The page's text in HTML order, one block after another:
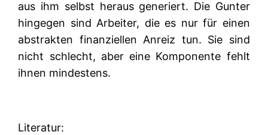
aus ihm selbst heraus generiert. Die Gunter
hingegen sind Arbeiter, die es nur für einen
abstrakten finanziellen Anreiz tun. Sie sind
nicht schlecht, aber eine Komponente fehlt
ihnen mindestens.
Literatur: